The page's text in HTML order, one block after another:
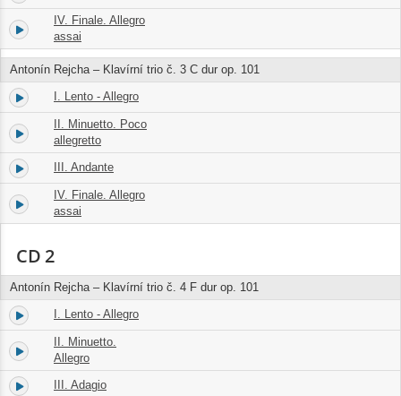
8.
IV. Finale. Allegro
assai
Antonín Rejcha – Klavírní trio č. 3 C dur op. 101
9. I. Lento - Allegro
10.
II. Minuetto. Poco
allegretto
11. III. Andante
12.
IV. Finale. Allegro
assai
CD 2
Antonín Rejcha – Klavírní trio č. 4 F dur op. 101
1. I. Lento - Allegro
2.
II. Minuetto.
Allegro
3. III. Adagio